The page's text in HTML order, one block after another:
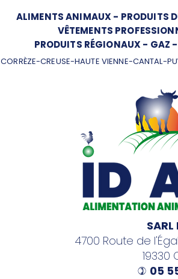
ALIMENTS ANIMAUX- PRODUITS
VÊTEMENTS
PRODUITS RÉGIONAUX- GAZ -
CORRÈZE-CREUSE-HAUTE VIENNE-CANTAL-
SARL
4700 Route de
19330
) 05